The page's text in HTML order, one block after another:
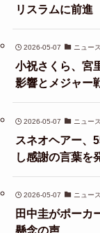
リスラムに前進
2026-05-07 ニュース
小祝さくら、宮
影響とメジャー
2026-05-07 ニュース
スネオヘアー、
し感謝の言葉を
2026-05-07 ニュース
田中圭がポーカ
懸念の声